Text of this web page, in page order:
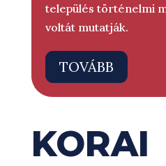
település történelmi
voltát mutatják.
TOVÁBB
KORAI